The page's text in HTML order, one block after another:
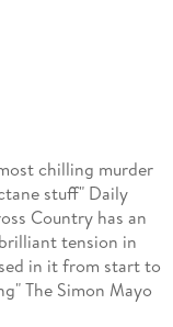
chilling murder
stuff" Daily
Country has an
tension in
in it from start to
The Simon Mayo